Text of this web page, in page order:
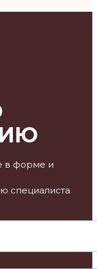
в форме и
специалиста